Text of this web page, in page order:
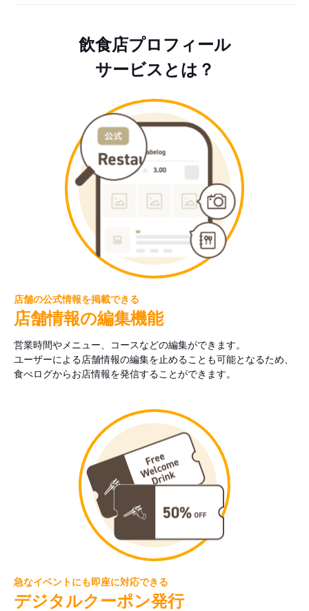
飲食店プロフィール
サービスとは？
店舗の公式情報を掲載できる
店舗情報の編集機能
営業時間やメニュー、コースなどの編集ができます。
ユーザーによる店舗情報の編集を止めることも可能となるため、
食べログからお店情報を発信することができます。
急なイベントにも即座に対応できる
デジタルクーポン発行